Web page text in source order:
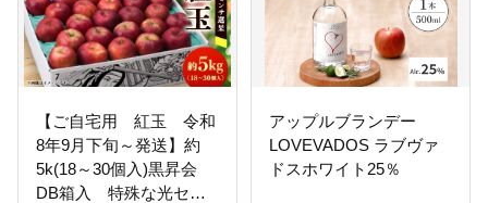
【ご自宅用 紅玉 令和
8年9月下旬～発送】約
5k(18～30個入)黒昇会
DB箱入 特殊な光セン
アップルブランデー
LOVEVADOS ラブヴァ
ドスホワイト25％